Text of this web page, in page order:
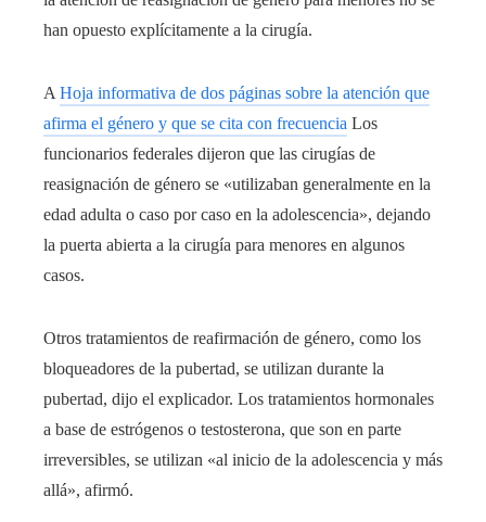
han opuesto explícitamente a la cirugía.
AHoja informativa de dos páginas sobre la atención que
afirma el género y que se cita con frecuencia Los
funcionarios federales dijeron que las cirugías de
reasignación de género se «utilizaban generalmente en la
edad adulta o caso por caso en la adolescencia», dejando
la puerta abierta a la cirugía para menores en algunos
casos.
Otros tratamientos de reafirmación de género, como los
bloqueadores de la pubertad, se utilizan durante la
pubertad, dijo el explicador. Los tratamientos hormonales
a base de estrógenos o testosterona, que son en parte
irreversibles, se utilizan «al inicio de la adolescencia y más
allá», afirmó.